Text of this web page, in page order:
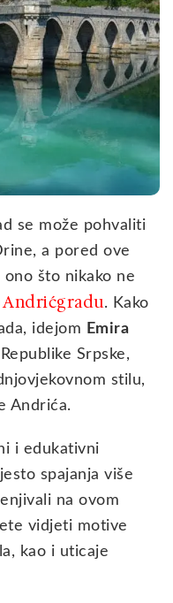
se može pohvaliti
a pored ove
što nikako ne
Andrićgradu. Kako
idejom Emira
Srpske,
stilu,
Andrića.
i edukativni
spajanja više
na ovom
vidjeti motive
kao i uticaje